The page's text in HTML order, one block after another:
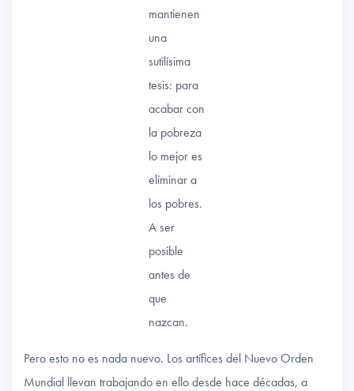
mantienen
una
sutilísima
tesis: para
acabar con
la pobreza
lo mejor es
eliminar a
los pobres.
A ser
posible
antes de
que
nazcan.
Pero esto no es nada nuevo. Los artífices del Nuevo Orden
Mundial llevan trabajando en ello desde hace décadas, a